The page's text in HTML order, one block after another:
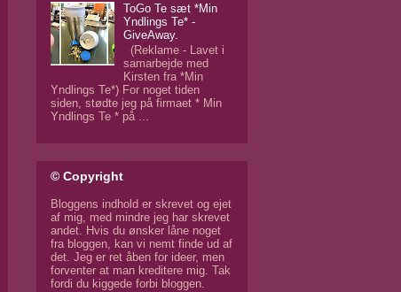
ToGo Te sæt *Min
Yndlings Te* -
GiveAway.
(Reklame - Lavet i
samarbejde med
Kirsten fra *Min
Yndlings Te*) For noget tiden
siden, stødte jeg på firmaet * Min
Yndlings Te * på ...
© Copyright
Bloggens indhold er skrevet og ejet
af mig, med mindre jeg har skrevet
andet. Hvis du ønsker låne noget
fra bloggen, kan vi nemt finde ud af
det. Jeg er ret åben for ideer, men
forventer at man kreditere mig. Tak
fordi du kiggede forbi bloggen.